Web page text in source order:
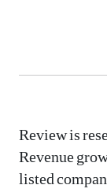
Review is
Revenue
listed